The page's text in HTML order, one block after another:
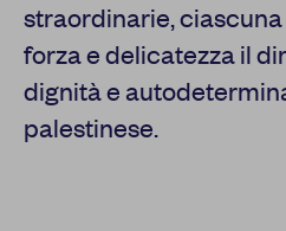
straordinarie,
forza e delicatezza il
dignità e
palestinese.